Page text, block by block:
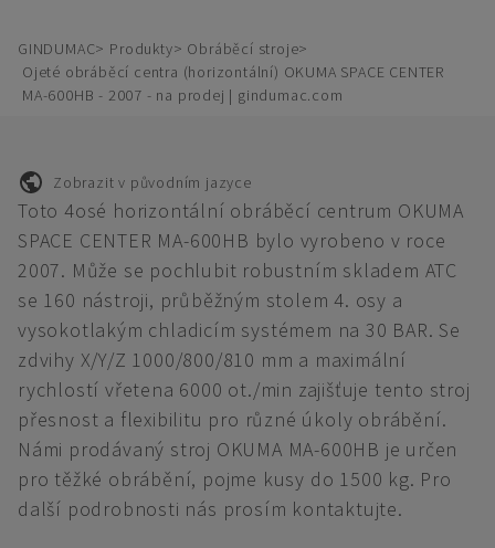
GINDUMAC Produkty
Obráběcí stroje
Ojeté obráběcí centra (horizontální) OKUMA SPACE CENTER
MA-600HB - 2007 - na prodej | gindumac.com
Zobrazit v původním jazyce
Toto 4osé horizontální obráběcí centrum OKUMA
SPACE CENTER MA-600HB bylo vyrobeno v roce
2007. Může se pochlubit robustním skladem ATC
se 160 nástroji, průběžným stolem 4. osy a
vysokotlakým chladicím systémem na 30 BAR. Se
zdvihy X/Y/Z 1000/800/810 mm a maximální
rychlostí vřetena 6000 ot./min zajišťuje tento stroj
přesnost a flexibilitu pro různé úkoly obrábění.
Námi prodávaný stroj OKUMA MA-600HB je určen
pro těžké obrábění, pojme kusy do 1500 kg. Pro
další podrobnosti nás prosím kontaktujte.